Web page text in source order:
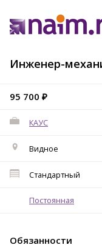
Инженер-
95 700 ₽
КАУС
Видное
Стандартный
Постоянная
Обязанности